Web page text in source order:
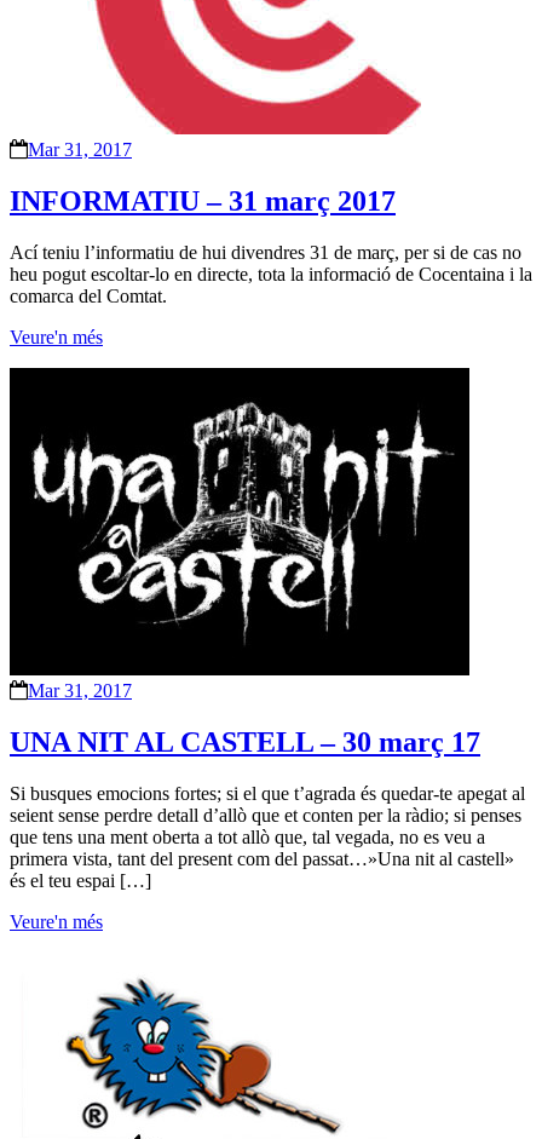
Mar 31, 2017
INFORMATIU – 31 març 2017
Ací teniu l’informatiu de hui divendres 31 de març, per si de cas no
heu pogut escoltar-lo en directe, tota la informació de Cocentaina i la
comarca del Comtat.
Veure'n més
Mar 31, 2017
UNA NIT AL CASTELL – 30 març 17
Si busques emocions fortes; si el que t’agrada és quedar-te apegat al
seient sense perdre detall d’allò que et conten per la ràdio; si penses
que tens una ment oberta a tot allò que, tal vegada, no es veu a
primera vista, tant del present com del passat…»Una nit al castell»
és el teu espai […]
Veure'n més